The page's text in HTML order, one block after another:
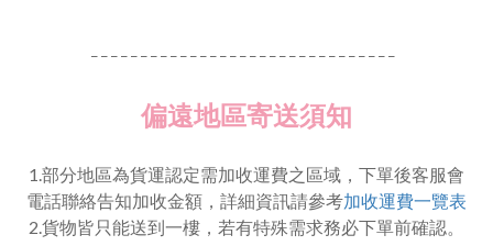
偏遠地區寄送須知
1.部分地區為貨運認定需加收運費之區域，下單後客服會
電話聯絡告知加收金額，詳細資訊請參考加收運費一覽表
2.貨物皆只能送到一樓，若有特殊需求務必下單前確認。